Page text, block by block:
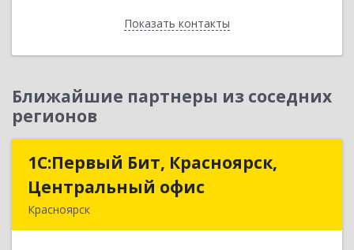
Показать контакты
Назад
Ближайшие партнеры из соседних
регионов
1С:Первый Бит, Красноярск,
Центральный офис
Красноярск
1С:Первый Бит, Красноярск,
Центральный офис